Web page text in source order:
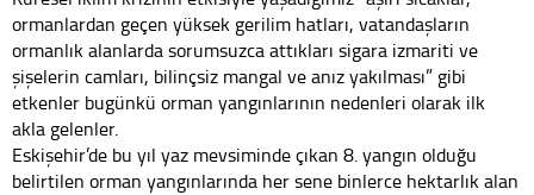
ormanlardan geçen yüksek gerilim hatları, vatandaşların
ormanlık alanlarda sorumsuzca attıkları sigara izmariti ve
şişelerin camları, bilinçsiz mangal ve anız yakılması” gibi
etkenler bugünkü orman yangınlarının nedenleri olarak ilk
akla gelenler.
Eskişehir’de bu yıl yaz mevsiminde çıkan 8. yangın olduğu
belirtilen orman yangınlarında her sene binlerce hektarlık alan